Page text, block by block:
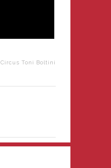
Circus Toni Boltini